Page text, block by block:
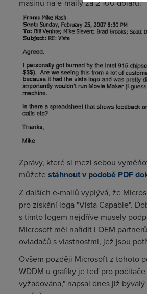
mašinu na e-maily za 2 100 dolarů."
Zprávy, které si mezi sebou
můžete stáhnout v podobě PDF
Z dalších e-mailů vyplývá, že
pro získání loga "Vista Capable".
s tímto logem nejdříve musely
Microsoft měl nařídit i OEM
ovladačů s vlastnostmi, jež jsou
Ovšem později Microsoft z tohoto
WDDM u grafiky je teď pro
vyžadována," napsal dnes již